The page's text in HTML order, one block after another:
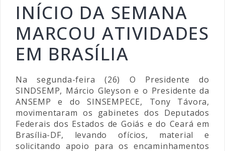
INÍCIO DA SEMANA
MARCOU ATIVIDADES
EM BRASÍLIA
Na segunda-feira (26) O Presidente do
SINDSEMP, Márcio Gleyson e o Presidente da
ANSEMP e do SINSEMPECE, Tony Távora,
movimentaram os gabinetes dos Deputados
Federais dos Estados de Goiás e do Ceará em
Brasília-DF, levando ofícios, material e
solicitando apoio para os encaminhamentos